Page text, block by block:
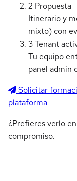
2 Propuesta
Itinerario y
mixto) con
3Tenant
Tu equipo
panel admin
Solicitar
plataforma
¿Prefieres verlo
compromiso.